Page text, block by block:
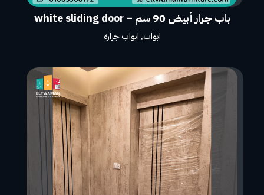
باب جرار أبيض 90 سم – white sliding door
ابواب, ابواب جرارة